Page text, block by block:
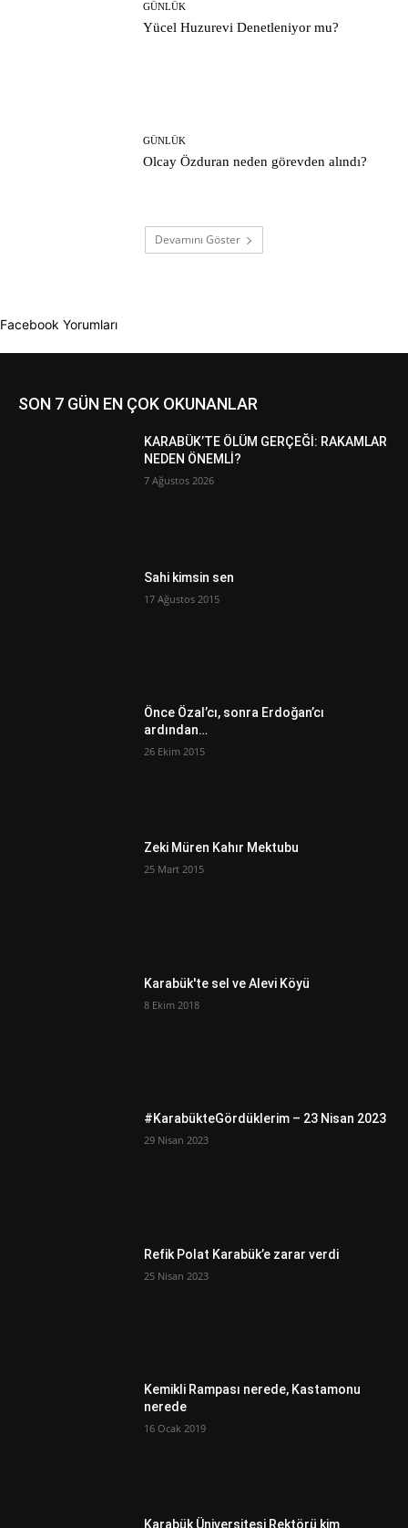
GÜNLÜK
Yücel Huzurevi Denetleniyor mu?
GÜNLÜK
Olcay Özduran neden görevden alındı?
Devamını Göster
Facebook Yorumları
SON 7 GÜN EN ÇOK OKUNANLAR
KARABÜK’TE ÖLÜM GERÇEĞİ: RAKAMLAR
NEDEN ÖNEMLİ?
7 Ağustos 2026
Sahi kimsin sen
17 Ağustos 2015
Önce Özal’cı, sonra Erdoğan’cı
ardından…
26 Ekim 2015
Zeki Müren Kahır Mektubu
25 Mart 2015
Karabük'te sel ve Alevi Köyü
8 Ekim 2018
#KarabükteGördüklerim – 23 Nisan 2023
29 Nisan 2023
Refik Polat Karabük’e zarar verdi
25 Nisan 2023
Kemikli Rampası nerede, Kastamonu
nerede
16 Ocak 2019
Karabük Üniversitesi Rektörü kim